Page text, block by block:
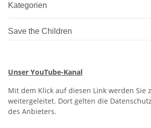
Kategorien
Save the Children
Unser YouTube-Kanal
Mit dem Klick auf diesen Link werden Sie
weitergeleitet. Dort gelten die
des Anbieters.